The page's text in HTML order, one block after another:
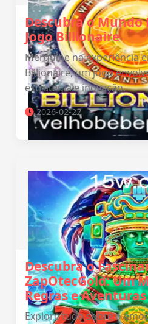
Descubra o
Jogo Billionaire
Mergulhe na experiência
Billionaire, um jogo
estratégia e inovação.
2026-02-22
Descubra o
ZapOtecGold: Um
Regras e Aventuras
Explore tudo sobre o